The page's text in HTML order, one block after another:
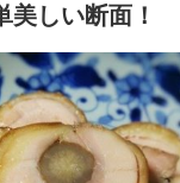
美しい断面！